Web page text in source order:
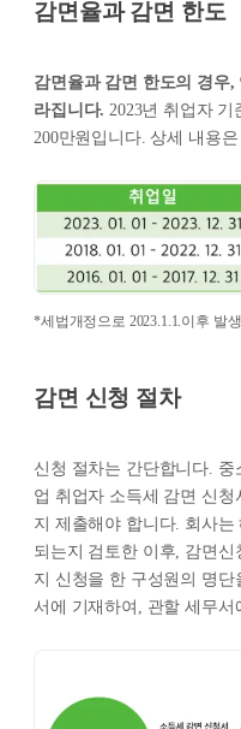
감면율과 감면 한도
감면율과 감면 한도의 경우
라집니다.2023년 취업자 기
200만원입니다. 상세 내용
*세법개정으로 2023.1.1.이후 발
감면 신청 절차
신청 절차는 간단합니다.
업 취업자 소득세 감면 신
지 제출해야 합니다. 회사
되는지 검토한 이후, 감면
지 신청을 한 구성원의 명
서에 기재하여, 관할 세무서